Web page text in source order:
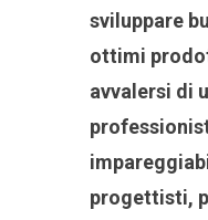
sviluppare
ottimi
avvalersi di
progettisti,